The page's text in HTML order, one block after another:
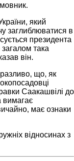
який
заглиблюватися в
президента
така
він.
що, як
Саакашвілі до
вимагає
має ознаки
відносинах з